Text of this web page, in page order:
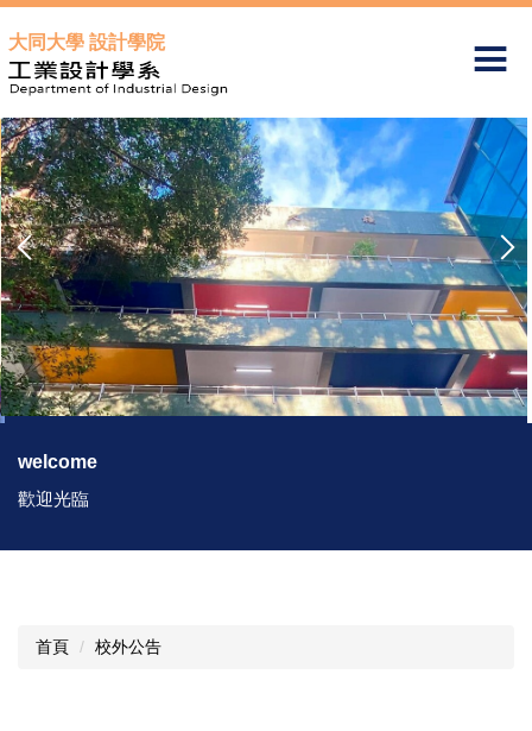
到
主
要
內
容
區
大同大學 設計學院
welcome
歡迎光臨
首頁 校外公告